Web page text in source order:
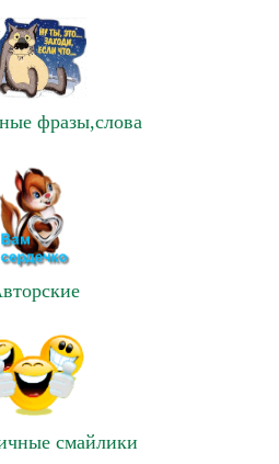
фразы,слова
смайлики